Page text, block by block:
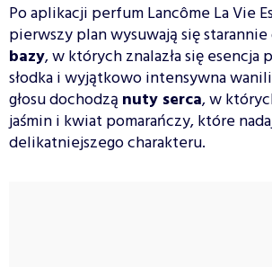
Po aplikacji perfum Lancôme La Vie
pierwszy plan wysuwają się
bazy, w których znalazła się esencja
słodka i wyjątkowo intensywna
głosu dochodzą nuty serca, w
jaśmin i kwiat pomarańczy, które
delikatniejszego charakteru.